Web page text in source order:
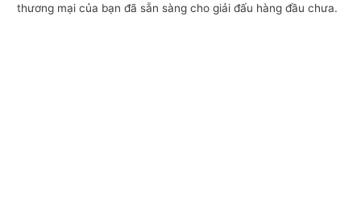
thương mại của bạn đã sẵn sàng cho giải đấu hàng đầu chưa.